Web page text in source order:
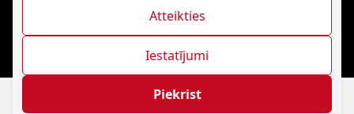
Piekrist
Iestatījumi
Atteikties
Filtrs
Mūzikas Centrs © 2021-2026. Visas tiesības aizsargātas.
Interneta veikala izveide - Magecode